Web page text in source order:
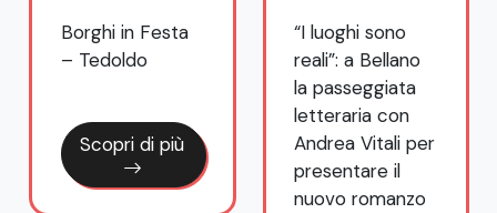
Borghi in Festa
– Tedoldo
Scopri di più
“I luoghi sono
reali”: a Bellano
la passeggiata
letteraria con
Andrea Vitali per
presentare il
nuovo romanzo